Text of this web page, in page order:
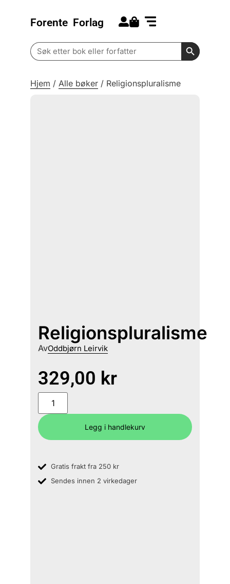
Forente Forlag
Search
for:
Search
Hjem / Alle bøker / Religionspluralisme
Religionspluralisme
AvOddbjørn Leirvik
329,00 kr
Legg i handlekurv
Gratis frakt fra 250 kr
Sendes innen 2 virkedager